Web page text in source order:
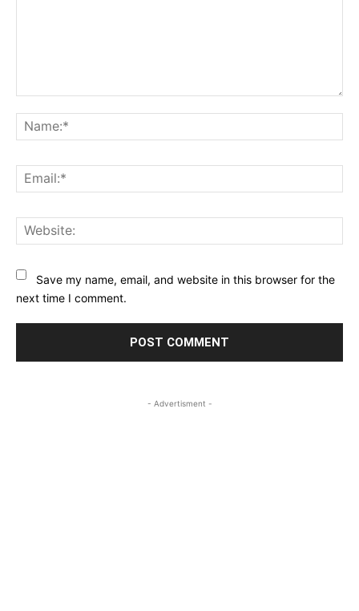
Save my name, email, and website in this browser for the
next time I comment.
- Advertisment -